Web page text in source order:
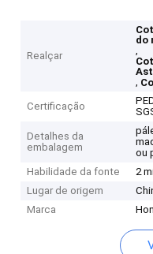
Realçar
do
,
,
Certificação
Detalhes da
embalagem
ou
Habilidade da fonte
2
Lugar de origem
Marca